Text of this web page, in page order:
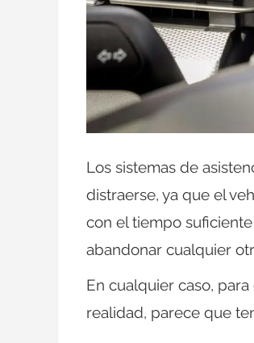
Los sistemas de
distraerse, ya que el
con el tiempo
abandonar cualquier
En cualquier caso,
realidad, parece que